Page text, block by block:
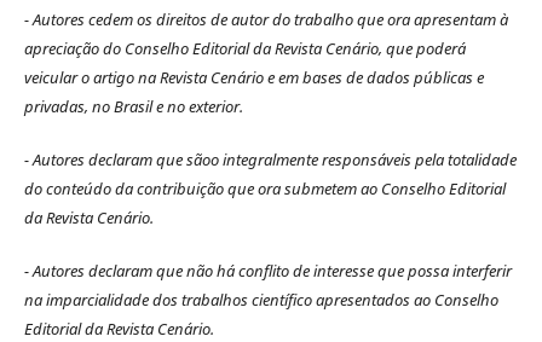
- Autores cedem os direitos de autor do trabalho que ora apresentam à
apreciação do Conselho Editorial da Revista Cenário, que poderá
veicular o artigo na Revista Cenário e em bases de dados públicas e
privadas, no Brasil e no exterior.
- Autores declaram que sãoo integralmente responsáveis pela totalidade
do conteúdo da contribuição que ora submetem ao Conselho Editorial
da Revista Cenário.
- Autores declaram que não há conflito de interesse que possa interferir
na imparcialidade dos trabalhos científico apresentados ao Conselho
Editorial da Revista Cenário.